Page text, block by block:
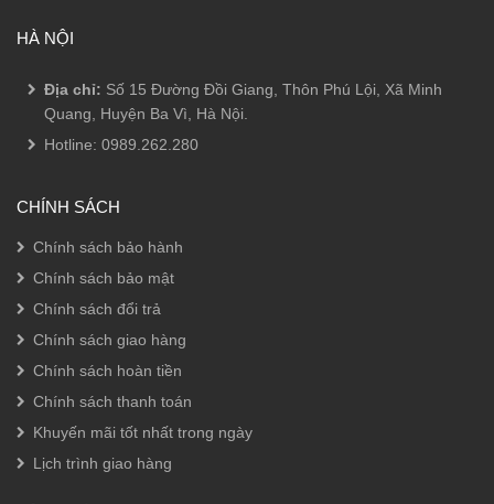
HÀ NỘI
Địa chỉ: Số 15 Đường Đồi Giang, Thôn Phú Lội, Xã Minh
Quang, Huyện Ba Vì, Hà Nội.
Hotline: 0989.262.280
CHÍNH SÁCH
Chính sách bảo hành
Chính sách bảo mật
Chính sách đổi trả
Chính sách giao hàng
Chính sách hoàn tiền
Chính sách thanh toán
Khuyến mãi tốt nhất trong ngày
Lịch trình giao hàng